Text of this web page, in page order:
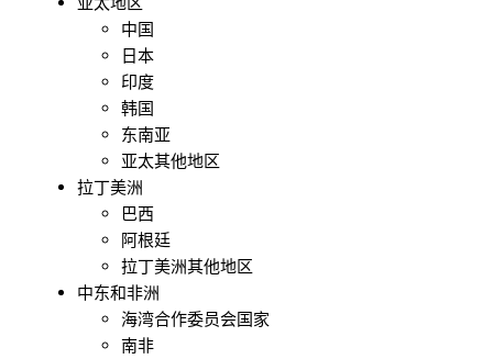
中国
日本
印度
韩国
东南亚
亚太其他地区
拉丁美洲
巴西
阿根廷
拉丁美洲其他地区
中东和非洲
海湾合作委员会国家
南非